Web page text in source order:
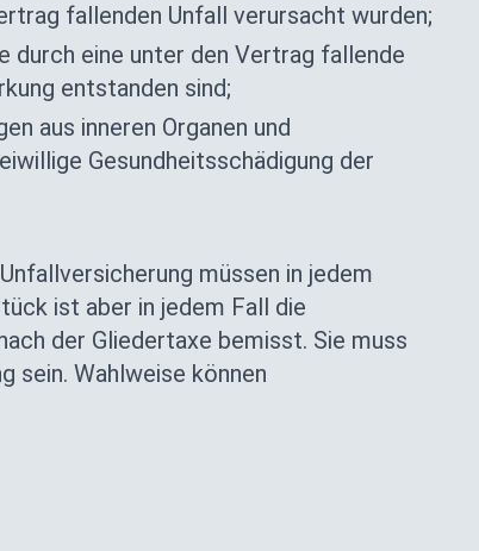
fallenden Unfall verursacht wurden;
durch eine unter den Vertrag fallende
entstanden sind;
aus inneren Organen und
Gesundheitsschädigung der
müssen in jedem
ist aber in jedem Fall die
der Gliedertaxe bemisst. Sie muss
sein. Wahlweise können